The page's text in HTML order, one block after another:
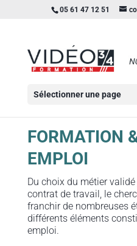
05 61 47 12 51
Sélectionner une page
FORMATION
EMPLOI
Du choix du métier
contrat de travail, le
franchir de nombreuses
différents éléments
emploi.